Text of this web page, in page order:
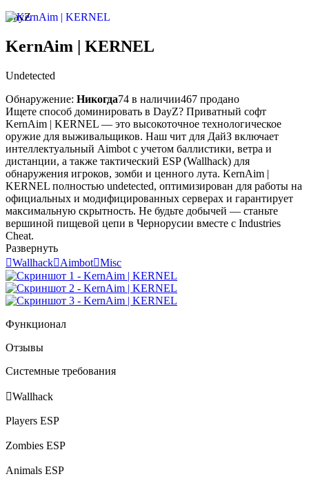
DayZ
KernAim | KERNEL
Undetected
Обнаружение: Никогда74 в наличии467 продано
Ищете способ доминировать в DayZ? Приватный софт
KernAim | KERNEL — это высокоточное технологическое
оружие для выживальщиков. Наш чит для ДайЗ включает
интеллектуальный Aimbot с учетом баллистики, ветра и
дистанции, а также тактический ESP (Wallhack) для
обнаружения игроков, зомби и ценного лута. KernAim |
KERNEL полностью undetected, оптимизирован для работы на
официальных и модифицированных серверах и гарантирует
максимальную скрытность. Не будьте добычей — станьте
вершиной пищевой цепи в Чернорусии вместе с Industries
Cheat.
Развернуть
WallhackAimbotMisc
Функционал
Отзывы
Системные требования
Wallhack
Players ESP
Zombies ESP
Animals ESP